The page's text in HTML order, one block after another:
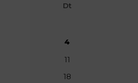
Dt
4
11
18